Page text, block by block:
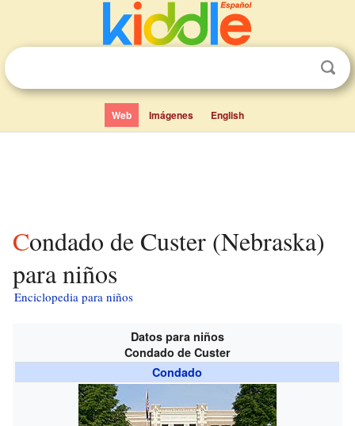
Web Imágenes English
Condado de Custer (Nebraska)
para niños
Enciclopedia para niños
Datos para niños
Condado de Custer
Condado